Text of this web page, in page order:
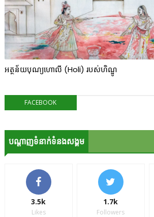
អត្ថន័យបុណ្យហោលី (Holi) របស់ហិណ្ឌូ
FACEBOOK
បណ្ដាញទំនាក់ទំនងសង្គម
3.5k
Likes
1.7k
Followers